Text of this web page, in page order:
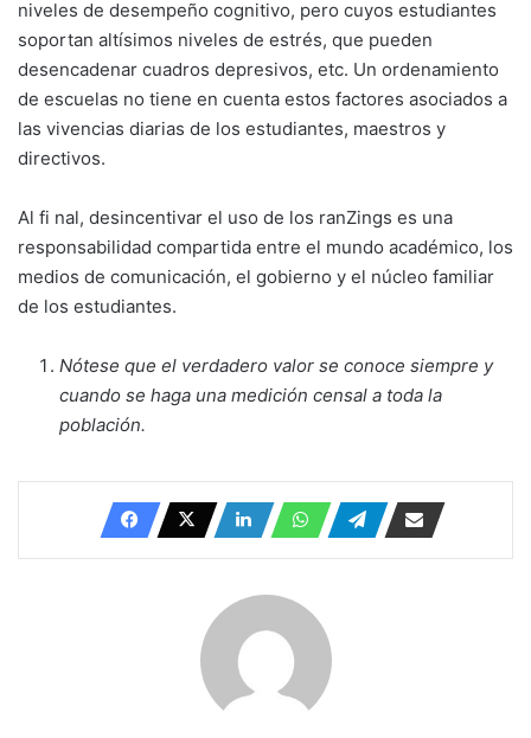
niveles de desempeño cognitivo, pero cuyos estudiantes
soportan altísimos niveles de estrés, que pueden
desencadenar cuadros depresivos, etc. Un ordenamiento
de escuelas no tiene en cuenta estos factores asociados a
las vivencias diarias de los estudiantes, maestros y
directivos.
Al fi nal, desincentivar el uso de los ranZings es una
responsabilidad compartida entre el mundo académico, los
medios de comunicación, el gobierno y el núcleo familiar
de los estudiantes.
Nótese que el verdadero valor se conoce siempre y
cuando se haga una medición censal a toda la
población.